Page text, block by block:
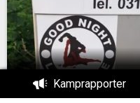
Kamprapporter
i Göteborg